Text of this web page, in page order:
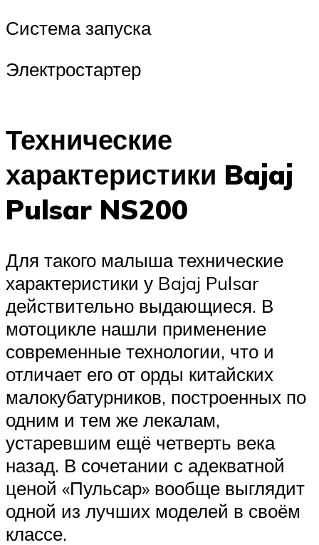
Система запуска
Электростартер
Технические
характеристики Bajaj
Pulsar NS200
Для такого малыша технические
характеристики у Bajaj Pulsar
действительно выдающиеся. В
мотоцикле нашли применение
современные технологии, что и
отличает его от орды китайских
малокубатурников, построенных по
одним и тем же лекалам,
устаревшим ещё четверть века
назад. В сочетании с адекватной
ценой «Пульсар» вообще выглядит
одной из лучших моделей в своём
классе.